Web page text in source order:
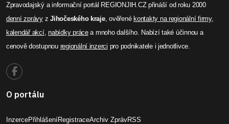
Zpravodajský a informační portál REGIONJIH.CZ přináší od roku 2000
denní zprávyzJihočeského kraje, ověřené kontakty na regionální firmy,
kalendář akcí,nabídky prácea mnoho dalšího. Nabízí také účinnou a
cenově dostupnou regionální inzerci pro podnikatele i jednotlivce.
O portálu
InzercePřihlášeníRegistraceArchiv ZprávRSS